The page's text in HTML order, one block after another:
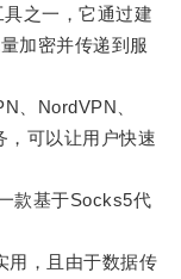
之一，它通过建
加密并传递到服
NordVPN、
，可以让用户快速
基于Socks5代
，且由于数据传